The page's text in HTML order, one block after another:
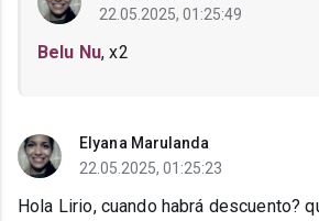
22.05.2025, 01:25:49
Belu Nu, x2
Elyana Marulanda
22.05.2025, 01:25:23
Hola Lirio, cuando habrá descuento?